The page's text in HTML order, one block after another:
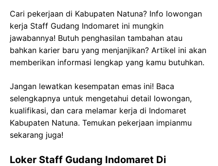
Cari pekerjaan di Kabupaten Natuna? Info lowongan
kerja Staff Gudang Indomaret ini mungkin
jawabannya! Butuh penghasilan tambahan atau
bahkan karier baru yang menjanjikan? Artikel ini akan
memberikan informasi lengkap yang kamu butuhkan.
Jangan lewatkan kesempatan emas ini! Baca
selengkapnya untuk mengetahui detail lowongan,
kualifikasi, dan cara melamar kerja di Indomaret
Kabupaten Natuna. Temukan pekerjaan impianmu
sekarang juga!
Loker Staff Gudang Indomaret Di